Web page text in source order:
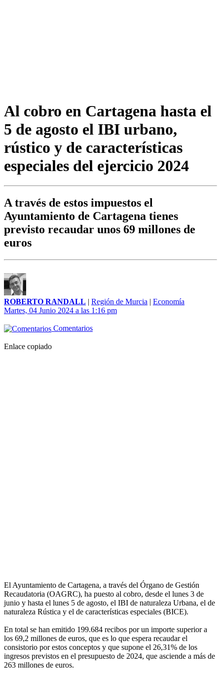
Al cobro en Cartagena hasta el
5 de agosto el IBI urbano,
rústico y de características
especiales del ejercicio 2024
A través de estos impuestos el
Ayuntamiento de Cartagena tienes
previsto recaudar unos 69 millones de
euros
ROBERTO RANDALL | Región de Murcia | Economía
Martes, 04 Junio 2024 a las 1:16 pm
Comentarios
Enlace copiado
El Ayuntamiento de Cartagena, a través del Órgano de Gestión
Recaudatoria (OAGRC), ha puesto al cobro, desde el lunes 3 de
junio y hasta el lunes 5 de agosto, el IBI de naturaleza Urbana, el de
naturaleza Rústica y el de características especiales (BICE).
En total se han emitido 199.684 recibos por un importe superior a
los 69,2 millones de euros, que es lo que espera recaudar el
consistorio por estos conceptos y que supone el 26,31% de los
ingresos previstos en el presupuesto de 2024, que asciende a más de
263 millones de euros.